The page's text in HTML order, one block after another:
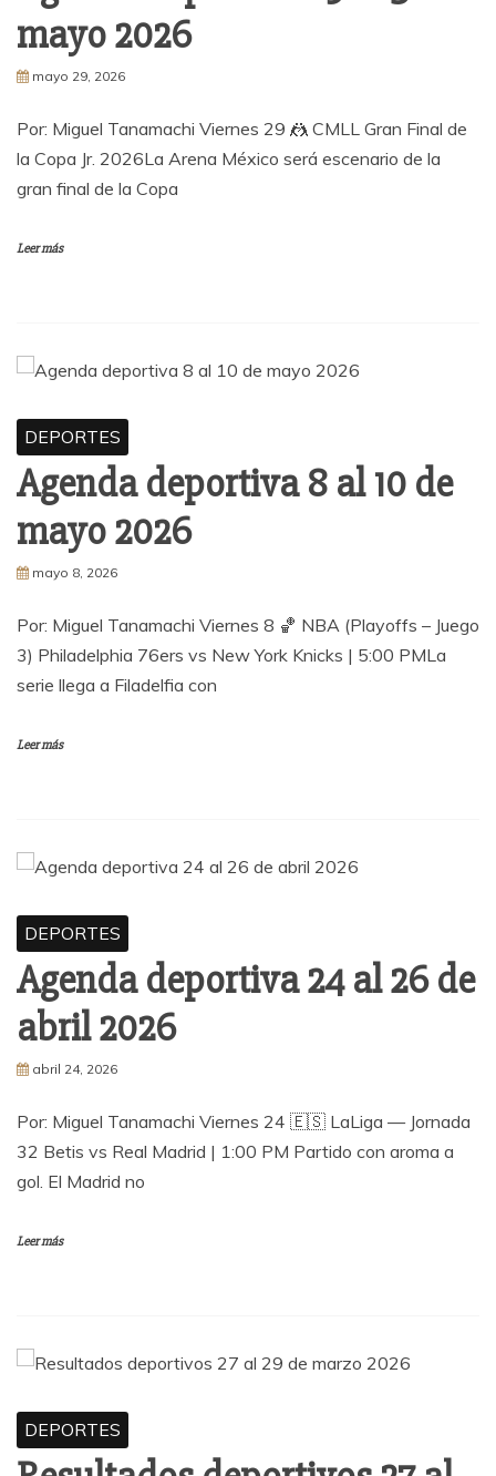
mayo 2026
mayo 29, 2026
Por: Miguel Tanamachi Viernes 29 🤼 CMLL Gran Final de
la Copa Jr. 2026La Arena México será escenario de la
gran final de la Copa
Leer más
DEPORTES
Agenda deportiva 8 al 10 de
mayo 2026
mayo 8, 2026
Por: Miguel Tanamachi Viernes 8 🏀 NBA (Playoffs – Juego
3) Philadelphia 76ers vs New York Knicks | 5:00 PMLa
serie llega a Filadelfia con
Leer más
DEPORTES
Agenda deportiva 24 al 26 de
abril 2026
abril 24, 2026
Por: Miguel Tanamachi Viernes 24 🇪🇸 LaLiga — Jornada
32 Betis vs Real Madrid | 1:00 PM Partido con aroma a
gol. El Madrid no
Leer más
DEPORTES